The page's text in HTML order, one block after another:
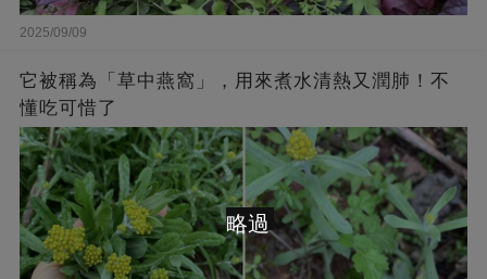
2025/09/09
它被稱為「草中燕窩」，用來煮水清熱又潤肺！不
懂吃可惜了
略過